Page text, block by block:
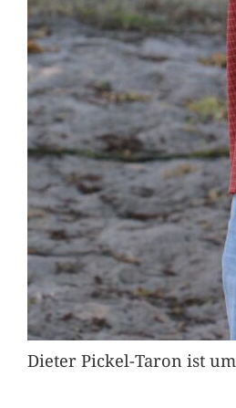
Dieter Pickel-Taron ist